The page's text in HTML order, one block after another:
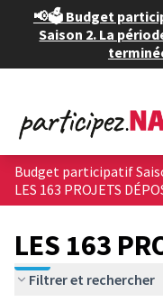
📢🗳️ Budget
Saison 2. La
Budget participatif
LES 163 PROJETS
LES 163
Filtrer et rechercher